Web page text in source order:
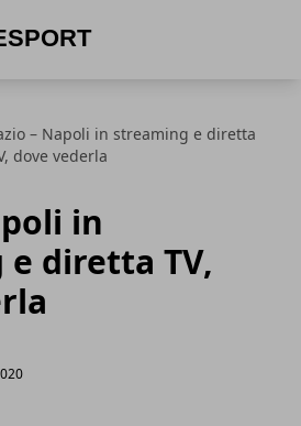
– Napoli in streaming e diretta
dove vederla
in
diretta TV,